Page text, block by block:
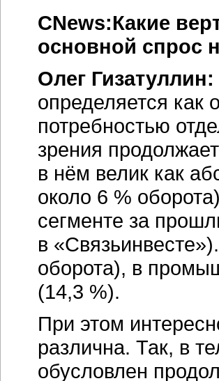
CNews:Какие
основной спрос
Олег Гизатуллин:
определяется как
потребностью
зрения
в нём велик как
около 6 %
сегменте за
в
оборота), в
(14,3 %).
При этом
различна. Так, в
обусловлен